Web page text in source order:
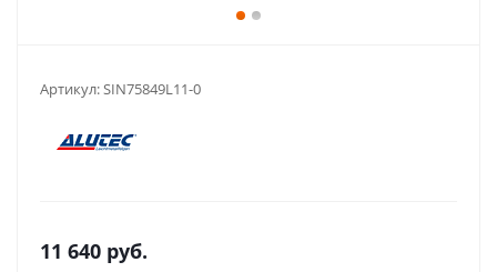
Артикул:SIN75849L11-0
11 640 руб.